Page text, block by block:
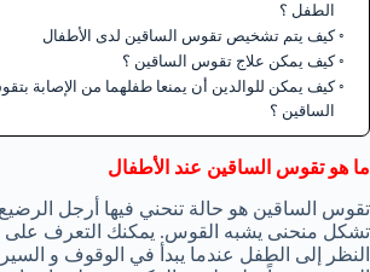
الطفل ؟
كيف يتم تشخيص تقوس الساقين لدى الأطفال
كيف يمكن علاج تقوس الساقين ؟
كيف يمكن للوالدين أن يمنعا طفلهما من الإصابة
الساقين ؟
ما هو تقوس الساقين عند الأطفال
تقوس الساقين هو حالة تنحني فيها أرجل
تشكل منحنى يشبه القوس. يمكنك التعرف على
النظر إلى الطفل عندما يبدأ في الوقوف و